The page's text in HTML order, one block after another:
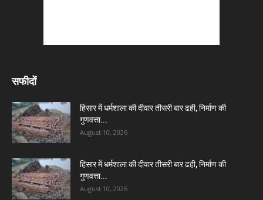
सफीदों
हिसार में धर्मशाला की दीवार तीसरी बार ढही, निर्माण की
गुणवत्ता...
August 10, 2026
हिसार में धर्मशाला की दीवार तीसरी बार ढही, निर्माण की
गुणवत्ता...
August 10, 2026